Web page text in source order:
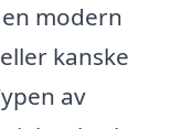
modern
kanske
av